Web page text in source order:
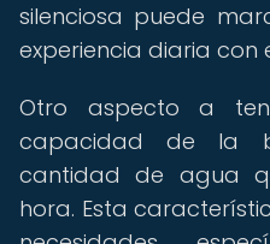
silenciosa puede
experiencia diaria con
Otro aspecto a
capacidad de la
cantidad de agua
hora. Esta